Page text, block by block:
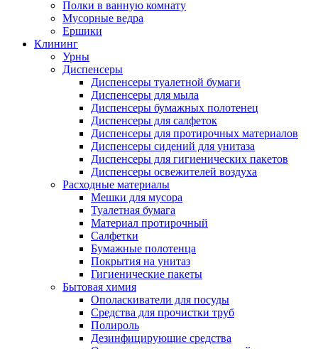
Полки в ванную комнату
Мусорные ведра
Ершики
Клининг
Урны
Диспенсеры
Диспенсеры туалетной бумаги
Диспенсеры для мыла
Диспенсеры бумажных полотенец
Диспенсеры для салфеток
Диспенсеры для протирочных материалов
Диспенсеры сидений для унитаза
Диспенсеры для гигиенических пакетов
Диспенсеры освежителей воздуха
Расходные материалы
Мешки для мусора
Туалетная бумага
Материал протирочный
Салфетки
Бумажные полотенца
Покрытия на унитаз
Гигиенические пакеты
Бытовая химия
Ополаскиватели для посуды
Средства для прочистки труб
Полироль
Дезинфицирующие средства